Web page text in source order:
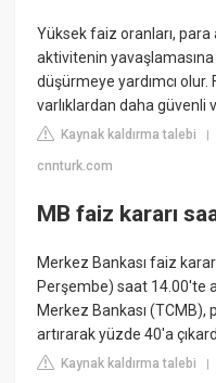
Yüksek faiz oranları, para
aktivitenin
düşürmeye yardımcı olur.
varlıklardan daha güvenli
Kaynak kaldırma talebi
cnnturk.com
MB faiz kararı
Merkez Bankası faiz
Perşembe) saat 14.00'te
Merkez Bankası
artırarak yüzde 40'a
Kaynak kaldırma talebi